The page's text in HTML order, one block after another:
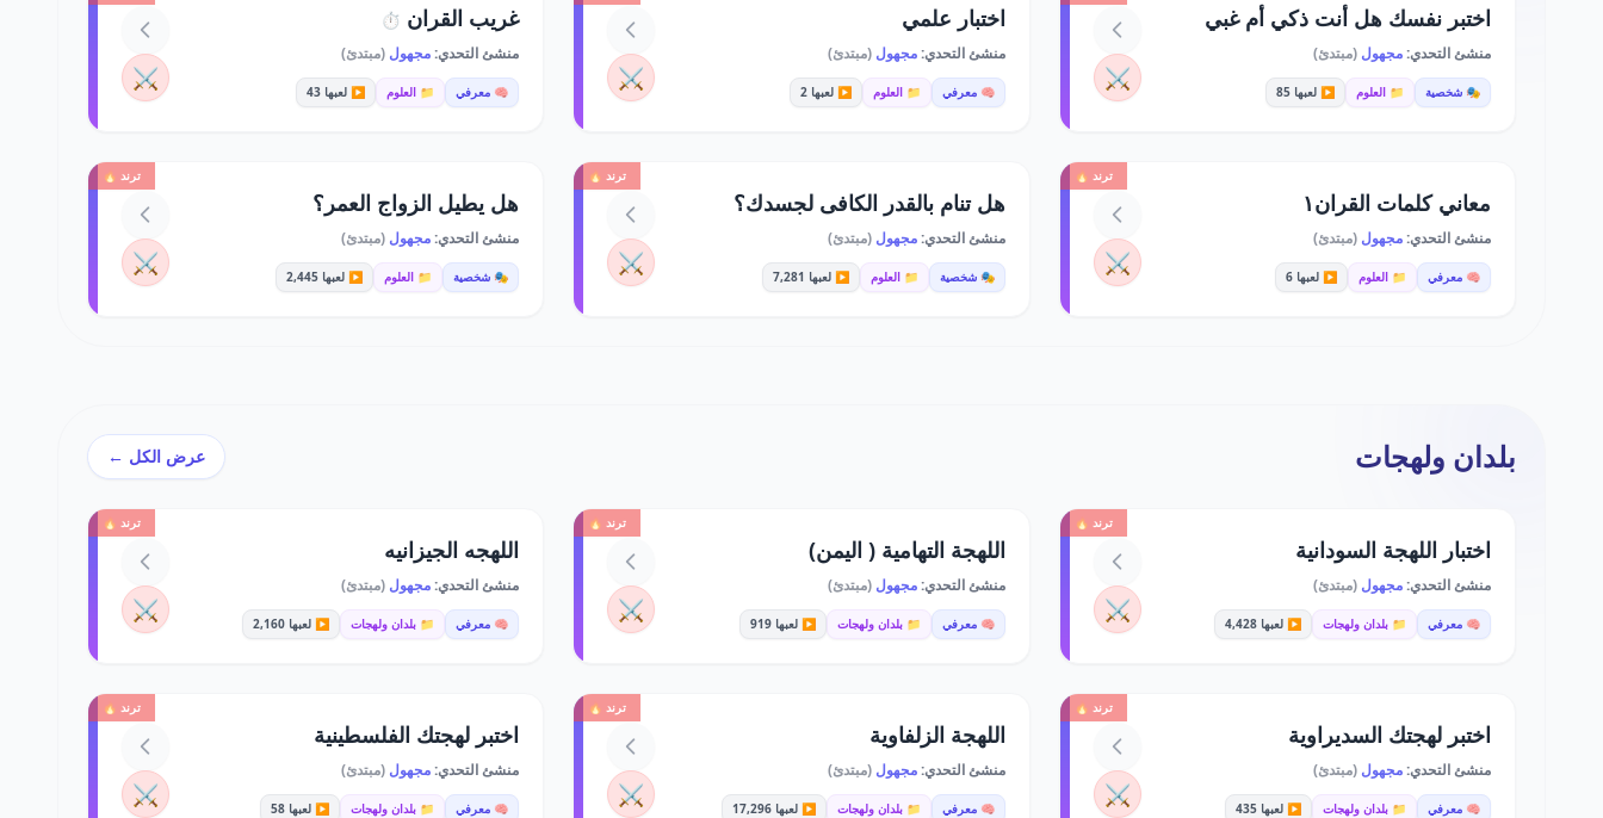
اختبر نفسك هل أنت ذكي أم غبي
منشئ التحدي:مجهول (مبتدئ)
🎭 شخصية 📁 العلوم ▶️ لعبها 85 ⚔️
اختبار علمي
منشئ التحدي:مجهول(مبتدئ)
🧠 معرفي 📁 العلوم ▶️ لعبها 2 ⚔️
غريب القران ⏱️
منشئ التحدي:مجهول (مبتدئ)
🧠 معرفي 📁 العلوم ▶️ لعبها 43 ⚔️
ترند 🔥
معاني كلمات القران١
منشئ التحدي:مجهول (مبتدئ)
🧠 معرفي 📁 العلوم ▶️ لعبها 6 ⚔️
ترند 🔥
هل تنام بالقدر الكافى لجسدك؟
منشئ التحدي:مجهول(مبتدئ)
🎭 شخصية 📁 العلوم ▶️ لعبها 7,281 ⚔️
ترند 🔥
هل يطيل الزواج العمر؟
منشئ التحدي:مجهول (مبتدئ)
🎭 شخصية 📁 العلوم ▶️ لعبها 2,445 ⚔️
بلدان ولهجات عرض الكل ←
ترند 🔥
اختبار اللهجة السودانية
منشئ التحدي:مجهول (مبتدئ)
🧠 معرفي 📁 بلدان ولهجات ▶️ لعبها 4,428 ⚔️
ترند 🔥
اللهجة التهامية ( اليمن)
منشئ التحدي:مجهول(مبتدئ)
🧠 معرفي 📁 بلدان ولهجات ▶️ لعبها 919 ⚔️
ترند 🔥
اللهجه الجيزانيه
منشئ التحدي:مجهول (مبتدئ)
🧠 معرفي 📁 بلدان ولهجات ▶️ لعبها 2,160 ⚔️
ترند 🔥
اختبر لهجتك السديراوية
منشئ التحدي:مجهول (مبتدئ)
🧠 معرفي 📁 بلدان ولهجات ▶️ لعبها 435 ⚔️
ترند 🔥
اللهجة الزلفاوية
منشئ التحدي:مجهول(مبتدئ)
🧠 معرفي 📁 بلدان ولهجات ▶️ لعبها 17,296 ⚔️
ترند 🔥
اختبر لهجتك الفلسطينية
منشئ التحدي:مجهول (مبتدئ)
🧠 معرفي 📁 بلدان ولهجات ▶️ لعبها 58 ⚔️